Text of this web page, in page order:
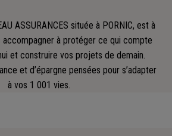
ASSURANCES située à PORNIC, est à
à protéger ce qui compte
et construire vos projets de demain.
et d’épargne pensées pour s’adapter
à vos 1 001 vies.